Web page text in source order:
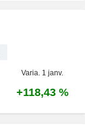
Varia. 1 janv.
+118,43 %